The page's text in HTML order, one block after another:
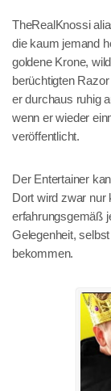
TheRealKnossi
die kaum jemand
goldene Krone,
berüchtigten
er durchaus ruhig
wenn er wieder
veröffentlicht.
Der Entertainer
Dort wird zwar nur
erfahrungsgemäß
Gelegenheit,
bekommen.